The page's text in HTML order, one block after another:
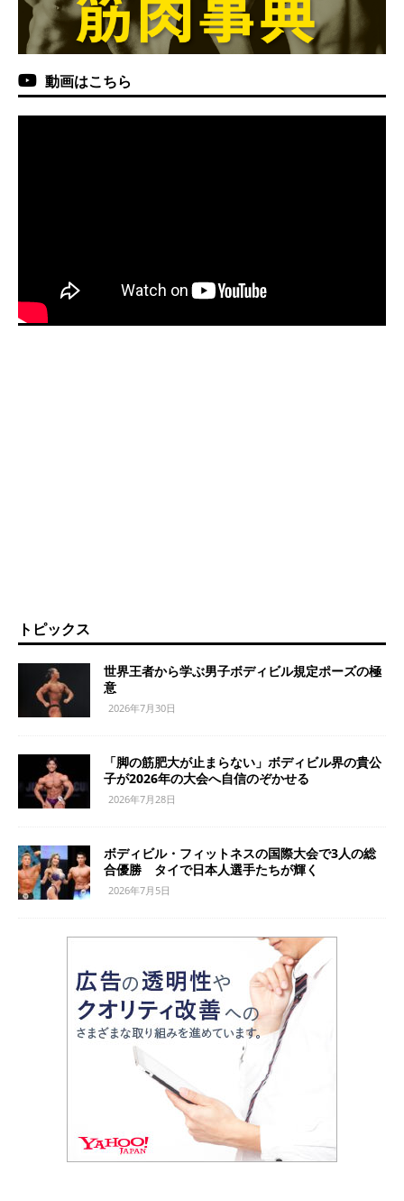
動画はこちら
トピックス
世界王者から学ぶ男子ボディビル規定ポーズの極
意
2026年7月30日
「脚の筋肥大が止まらない」ボディビル界の貴公
子が2026年の大会へ自信のぞかせる
2026年7月28日
ボディビル・フィットネスの国際大会で3人の総
合優勝 タイで日本人選手たちが輝く
2026年7月5日